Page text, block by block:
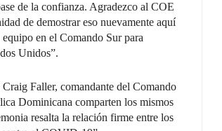
de la confianza. Agradezco al COE
de demostrar eso nuevamente aquí
en el Comando Sur para
Unidos”.
Faller, comandante del Comando
Dominicana comparten los mismos
resalta la relación firme entre los